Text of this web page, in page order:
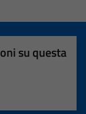
su questa